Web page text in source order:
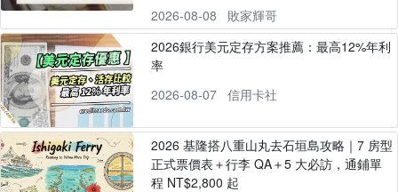
2026-08-08
敗家輝哥
2026銀行美元定存方案推薦：最高12%年利
率
2026-08-07
信用卡社
2026 基隆搭八重山丸去石垣島攻略｜7 房型
正式票價表＋行李 QA＋5 大必訪，通鋪單
程 NT$2,800 起